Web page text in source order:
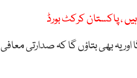
، پاکستان کرکٹ بورڈ
بتاؤں گا اور یہ بھی بتاؤں گا کہ صدارتی معافی